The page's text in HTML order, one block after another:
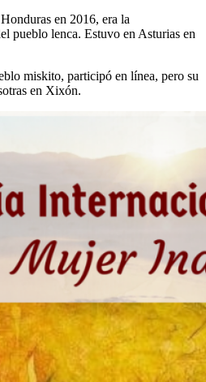
en 2016, era la
pueblo lenca. Estuvo en Asturias en
miskito, participó en línea, pero su
en Xixón.